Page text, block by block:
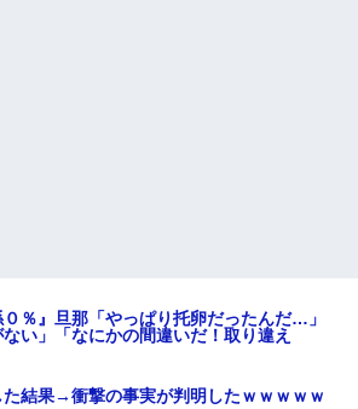
％』旦那「やっぱり托卵だったんだ…」
い」「なにかの間違いだ！取り違え
結果→衝撃の事実が判明したｗｗｗｗｗ